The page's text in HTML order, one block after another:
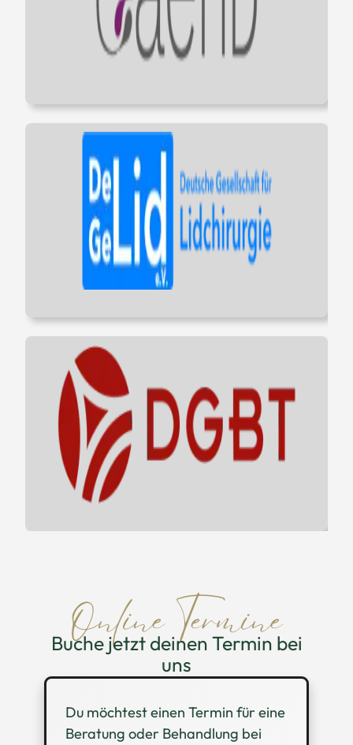
Online Termine
Buche jetzt deinen Termin bei
uns
Du möchtest einen Termin für eine
Beratung oder Behandlung bei